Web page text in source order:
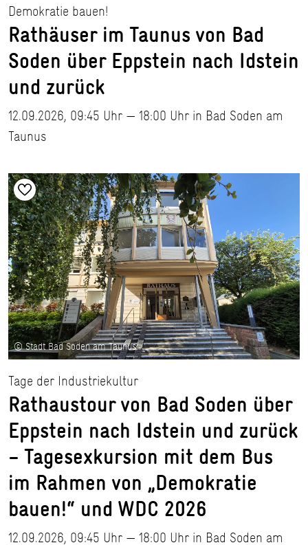
Demokratie bauen!
Rathäuser im Taunus von Bad
Soden über Eppstein nach Idstein
und zurück
12.09.2026, 09:45 Uhr — 18:00 Uhr in Bad Soden am
Taunus
© Stadt Bad Soden am Taunus
Tage der Industriekultur
Rathaustour von Bad Soden über
Eppstein nach Idstein und zurück
– Tagesexkursion mit dem Bus
im Rahmen von „Demokratie
bauen!“ und WDC 2026
12.09.2026, 09:45 Uhr — 18:00 Uhr in Bad Soden am